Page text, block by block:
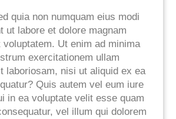
quia non numquam eius modi
ut labore et dolore magnam
voluptatem. Ut enim ad minima
exercitationem ullam
laboriosam, nisi ut aliquid ex ea
Quis autem vel eum iure
in ea voluptate velit esse quam
vel illum qui dolorem